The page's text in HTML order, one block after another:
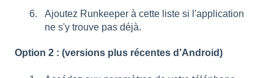
Ajoutez Runkeeper à cette liste si l'application
ne s'y trouve pas déjà.
Option 2 : (versions plus récentes d’Android)